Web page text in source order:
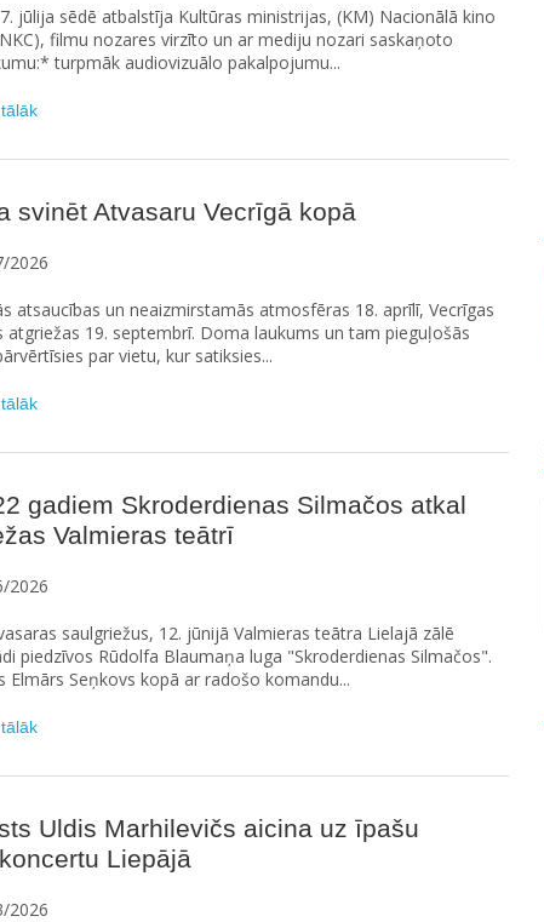
jūlija sēdē atbalstīja Kultūras ministrijas, (KM) Nacionālā kino
filmu nozares virzīto un ar mediju nozari saskaņoto
turpmāk audiovizuālo pakalpojumu...
svinēt Atvasaru Vecrīgā kopā
2026
atsaucības un neaizmirstamās atmosfēras 18. aprīlī, Vecrīgas
atgriežas 19. septembrī. Doma laukums un tam pieguļošās
par vietu, kur satiksies...
gadiem Skroderdienas Silmačos atkal
Valmieras teātrī
2026
saulgriežus, 12. jūnijā Valmieras teātra Lielajā zālē
piedzīvos Rūdolfa Blaumaņa luga "Skroderdienas Silmačos".
Elmārs Seņkovs kopā ar radošo komandu...
Uldis Marhilevičs aicina uz īpašu
Liepājā
2026